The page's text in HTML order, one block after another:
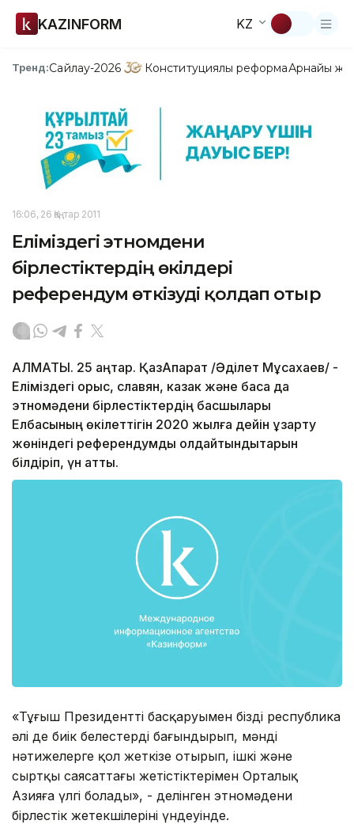
KAZINFORM KZ
Тренд:Сайлау-2026 Конституциялық реформаАрнайы
16:06, 26 Қаңтар 2011
Еліміздегі этномәдени
бірлестіктердің өкілдері
референдум өткізуді қолдап отыр
АЛМАТЫ. 25 қаңтар. ҚазАқпарат /Әділет Мұсахаев/ -
Еліміздегі орыс, славян, казак және басқа да
этномәдени бірлестіктердің басшылары
Елбасының өкілеттігін 2020 жылға дейін ұзарту
жөніндегі референдумды қолдайтындықтарын
білдіріп, үн қатты.
«Тұңғыш Президенттің басқаруымен біздің республика
әлі де биік белестерді бағындырып, мәнді
нәтижелерге қол жеткізе отырып, ішкі және
сыртқы саясаттағы жетістіктерімен Орталық
Азияға үлгі болады», - делінген этномәдени
бірлестік жетекшілерінің үндеуінде.